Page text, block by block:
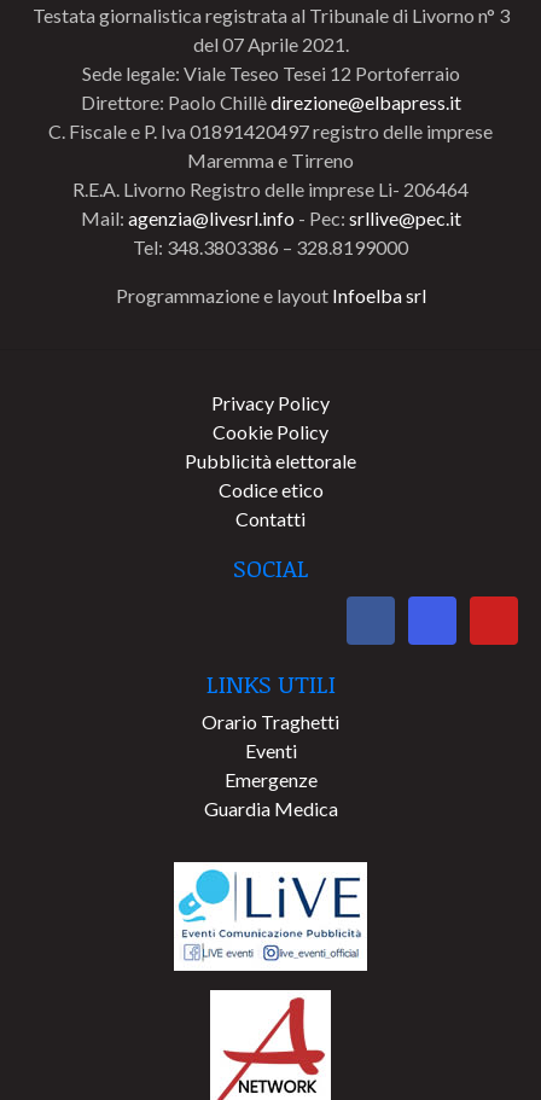
Testata giornalistica registrata al Tribunale di Livorno n° 3
del 07 Aprile 2021.
Sede legale: Viale Teseo Tesei 12 Portoferraio
Direttore: Paolo Chillèdirezione@elbapress.it
C. Fiscale e P. Iva 01891420497 registro delle imprese
Maremma e Tirreno
R.E.A. Livorno Registro delle imprese Li- 206464
Mail: agenzia@livesrl.info - Pec: srllive@pec.it
Tel: 348.3803386 – 328.8199000
Programmazione e layout Infoelba srl
Privacy Policy
Cookie Policy
Pubblicità elettorale
Codice etico
Contatti
SOCIAL
LINKS UTILI
Orario Traghetti
Eventi
Emergenze
Guardia Medica